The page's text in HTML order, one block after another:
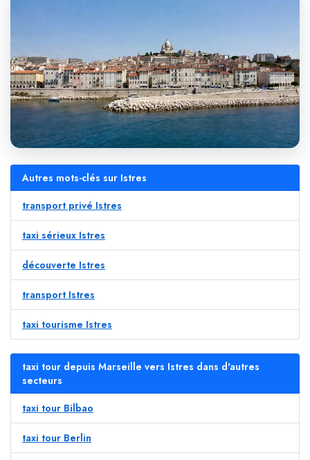
Autres mots-clés sur Istres
transport privé Istres
taxi sérieux Istres
découverte Istres
transport Istres
taxi tourisme Istres
taxi tour depuis Marseille vers Istres dans d'autres
secteurs
taxi tour Bilbao
taxi tour Berlin